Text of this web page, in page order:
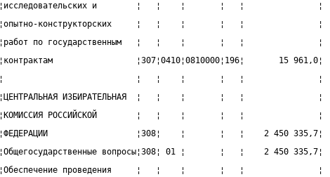
¦исследовательских и        ¦   ¦    ¦       ¦   ¦               ¦
¦опытно-конструкторских     ¦   ¦    ¦       ¦   ¦               ¦
¦работ по государственным   ¦   ¦    ¦       ¦   ¦               ¦
¦контрактам                 ¦307¦0410¦0810000¦196¦       15 961,0¦
¦                           ¦   ¦    ¦       ¦   ¦               ¦
¦ЦЕНТРАЛЬНАЯ ИЗБИРАТЕЛЬНАЯ  ¦   ¦    ¦       ¦   ¦               ¦
¦КОМИССИЯ РОССИЙСКОЙ        ¦   ¦    ¦       ¦   ¦               ¦
¦ФЕДЕРАЦИИ                  ¦308¦    ¦       ¦   ¦    2 450 335,7¦
¦Общегосударственные вопросы¦308¦ 01 ¦       ¦   ¦    2 450 335,7¦
¦Обеспечение проведения     ¦   ¦    ¦       ¦   ¦               ¦